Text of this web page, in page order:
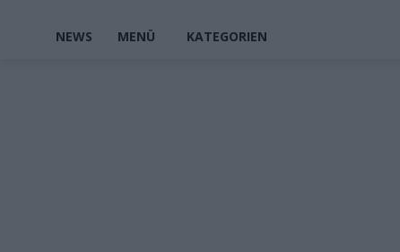
NEWS MENÜ KATEGORIEN